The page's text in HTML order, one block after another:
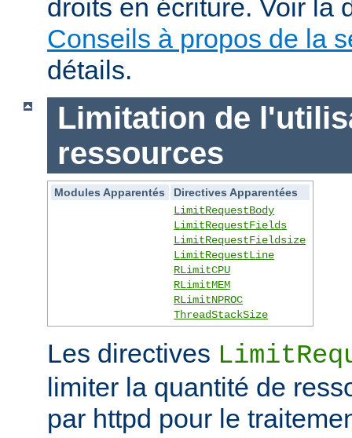
droits en écriture. Voir la
Conseils à propos de la
détails.
Limitation de
ressources
Modules Apparentés
Directives Apparentées
LimitRequestBody
LimitRequestFields
LimitRequestFieldsize
LimitRequestLine
RLimitCPU
RLimitMEM
RLimitNPROC
ThreadStackSize
Les directives
limiter la quantité de
par httpd pour le